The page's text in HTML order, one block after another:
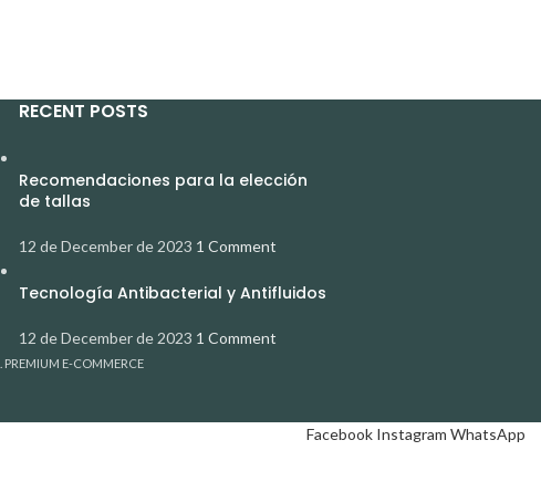
RECENT POSTS
Recomendaciones para la elección
de tallas
12 de December de 2023 1 Comment
Tecnología Antibacterial y Antifluidos
12 de December de 2023 1 Comment
. PREMIUM E-COMMERCE
Facebook Instagram WhatsApp